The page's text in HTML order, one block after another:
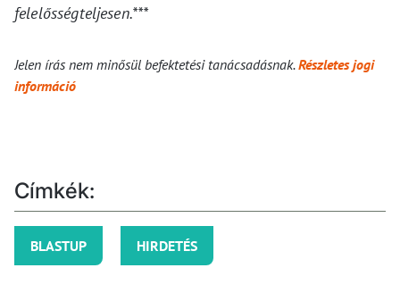
felelősségteljesen.***
Jelen írás nem minősül befektetési tanácsadásnak.Részletes jogi
információ
Címkék:
BLASTUP HIRDETÉS